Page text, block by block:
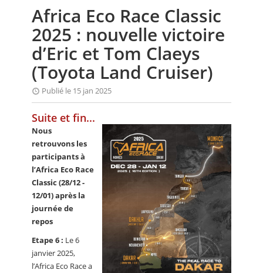
ANNUAIRES
PETITES ANNONCES
Africa Eco Race Classic
2025 : nouvelle victoire
d’Eric et Tom Claeys
(Toyota Land Cruiser)
Publié le 15 jan 2025
Suite et fin...
Nous
retrouvons les
participants à
l’Africa Eco Race
Classic (28/12 -
12/01) après la
journée de
repos
Etape 6 : Le 6
janvier 2025,
l’Africa Eco Race a